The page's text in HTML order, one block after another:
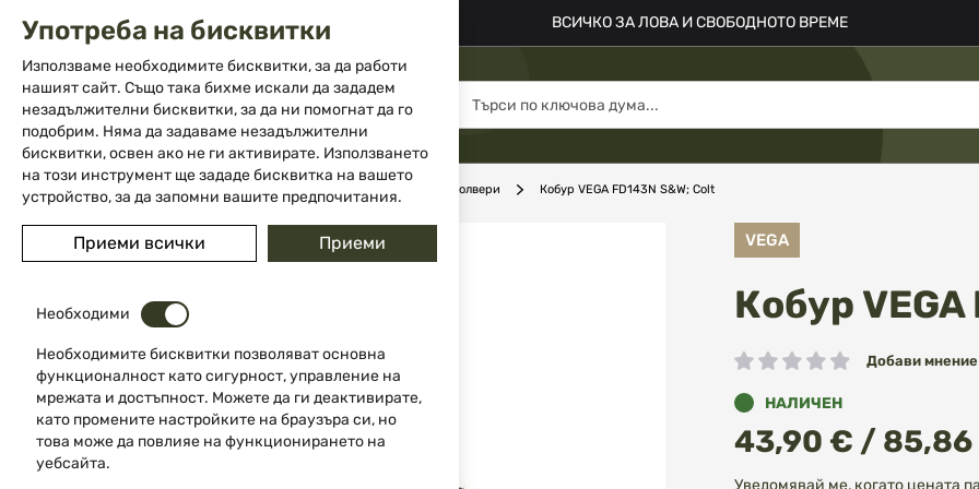
02 983 5014 office@isd-bg.com
Прескачане
съдържанието
ВСИЧКО ЗА ЛОВА И СВОБОДНОТО ВРЕМЕ
МЕНЮ
Начало За револвери Кобур VEGA FD143N S&W; Colt
VEGA
Кобур VEGA
рейтинг: Добави мнение
НАЛИЧЕН
43,90 € / 85,86
Уведомявай ме, когато цената
Преминете
галерията
изображенията
Употреба на бисквитки
Използваме необходимите бисквитки, за да работи
нашият сайт. Също така бихме искали да зададем
незадължителни бисквитки, за да ни помогнат да го
подобрим. Няма да задаваме незадължителни
бисквитки, освен ако не ги активирате. Използването
на този инструмент ще зададе бисквитка на вашето
устройство, за да запомни вашите предпочитания.
Приеми всички Приеми
Необходими
Необходимите бисквитки позволяват основна
функционалност като сигурност, управление на
мрежата и достъпност. Можете да ги деактивирате,
като промените настройките на браузъра си, но
това може да повлияе на функционирането на
уебсайта.